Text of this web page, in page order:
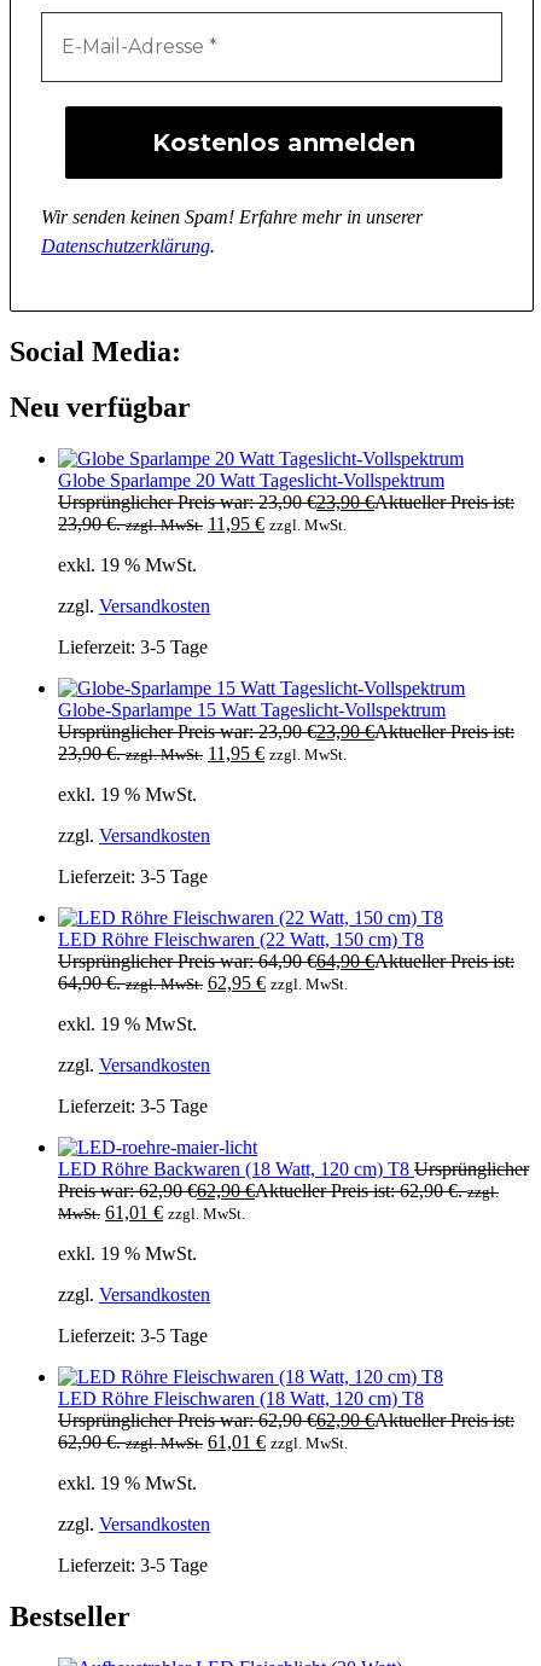
Wir senden keinen Spam! Erfahre mehr in unserer
Datenschutzerklärung.
Social Media:
Neu verfügbar
Globe Sparlampe 20 Watt Tageslicht-Vollspektrum
Ursprünglicher Preis war: 23,90 €23,90€Aktueller Preis ist:
23,90 €. zzgl. MwSt. 11,95 € zzgl. MwSt.
exkl. 19 % MwSt.
zzgl. Versandkosten
Lieferzeit: 3-5 Tage
Globe-Sparlampe 15 Watt Tageslicht-Vollspektrum
Ursprünglicher Preis war: 23,90 €23,90€Aktueller Preis ist:
23,90 €. zzgl. MwSt. 11,95 € zzgl. MwSt.
exkl. 19 % MwSt.
zzgl. Versandkosten
Lieferzeit: 3-5 Tage
LED Röhre Fleischwaren (22 Watt, 150 cm) T8
Ursprünglicher Preis war: 64,90 €64,90€Aktueller Preis ist:
64,90 €. zzgl. MwSt. 62,95 € zzgl. MwSt.
exkl. 19 % MwSt.
zzgl. Versandkosten
Lieferzeit: 3-5 Tage
LED Röhre Backwaren (18 Watt, 120 cm) T8 Ursprünglicher
Preis war: 62,90 €62,90€Aktueller Preis ist: 62,90 €. zzgl.
MwSt. 61,01 € zzgl. MwSt.
exkl. 19 % MwSt.
zzgl. Versandkosten
Lieferzeit: 3-5 Tage
LED Röhre Fleischwaren (18 Watt, 120 cm) T8
Ursprünglicher Preis war: 62,90 €62,90€Aktueller Preis ist:
62,90 €. zzgl. MwSt. 61,01 € zzgl. MwSt.
exkl. 19 % MwSt.
zzgl. Versandkosten
Lieferzeit: 3-5 Tage
Bestseller